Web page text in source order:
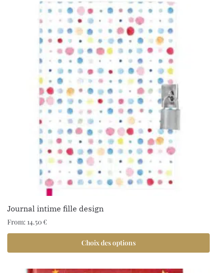
Journal intime fille design
From: 14.50€
Choix des options